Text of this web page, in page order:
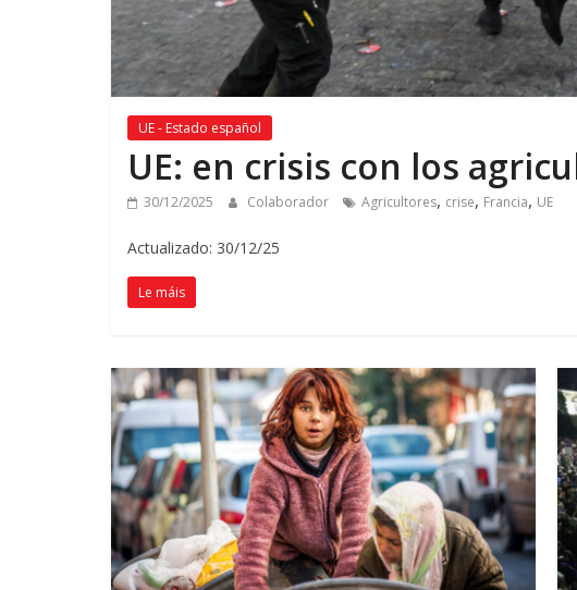
UE - Estado español
UE: en crisis con los
30/12/2025 Colaborador Agricultores, crise, Francia, UE
Actualizado: 30/12/25
Le máis